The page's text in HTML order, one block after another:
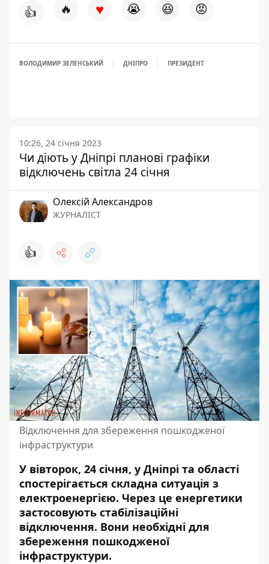
👍 🔥 ♥ 😭 😆 😡
ВОЛОДИМИР ЗЕЛЕНСЬКИЙ ДНІПРО ПРЕЗИДЕНТ
10:26, 24 січня 2023
Чи діють у Дніпрі планові графіки
відключень світла 24 січня
Олексій Александров
ЖУРНАЛІСТ
👍
Відключення для збереження пошкодженої
інфраструктури
У вівторок, 24 січня, у Дніпрі та області
спостерігається складна ситуація з
електроенергією. Через це енергетики
застосовують стабілізаційні
відключення. Вони необхідні для
збереження пошкодженої
інфраструктури.